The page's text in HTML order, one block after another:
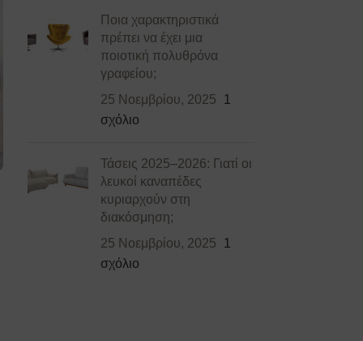
Ποια χαρακτηριστικά
πρέπει να έχει μια
ποιοτική πολυθρόνα
γραφείου;
25 Νοεμβρίου, 2025
1
σχόλιο
Τάσεις 2025–2026: Γιατί οι
λευκοί καναπέδες
κυριαρχούν στη
διακόσμηση;
25 Νοεμβρίου, 2025
1
σχόλιο